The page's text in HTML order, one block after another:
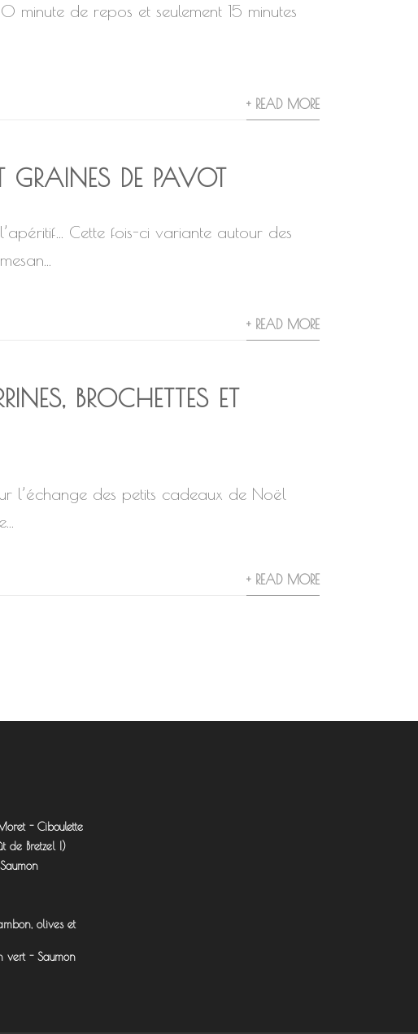
de repos et seulement 15 minutes
+ READ MORE
GRAINES DE PAVOT
Cette fois-ci variante autour des
+ READ MORE
BROCHETTES ET
l’échange des petits cadeaux de Noël
+ READ MORE
- Ciboulette
de Bretzel !)
olives et
vert - Saumon